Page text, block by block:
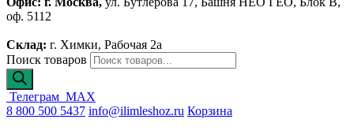
оф. 5112
Склад: г. Химки, Рабочая 2а
Поиск товаров
Телеграм MAX
8 800 500 5437 info@ilimleshoz.ru Корзина